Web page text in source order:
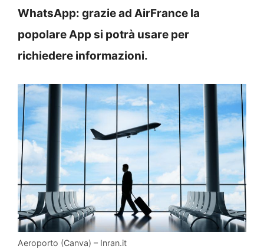
WhatsApp: grazie ad AirFrance la
popolare App si potrà usare per
richiedere informazioni.
Aeroporto (Canva) – Inran.it